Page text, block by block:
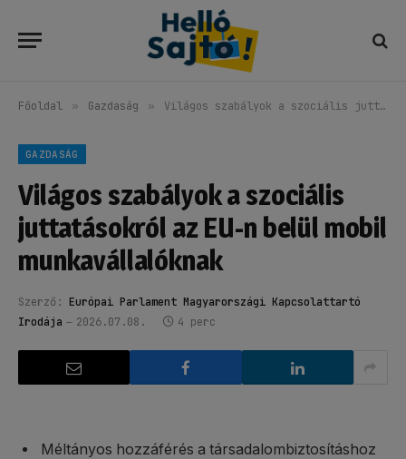
Főoldal » Gazdaság » Világos szabályok a szociális juttatásokról az EU-n belül mobil munkavállalóknak
GAZDASÁG
Világos szabályok a szociális
juttatásokról az EU-n belül mobil
munkavállalóknak
Szerző: Európai Parlament Magyarországi Kapcsolattartó
Irodája
2026.07.08. 4 perc
Méltányos hozzáférés a társadalombiztosításhoz